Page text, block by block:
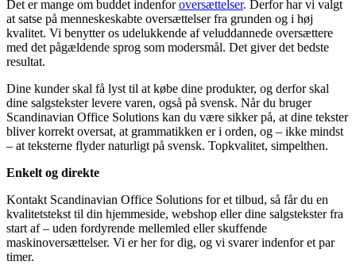
Det er mange om buddet indenforoversættelser. Derfor har vi valgt
at satse på menneskeskabte oversættelser fra grunden og i høj
kvalitet. Vi benytter os udelukkende af veluddannede oversættere
med det pågældende sprog som modersmål. Det giver det bedste
resultat.
Dine kunder skal få lyst til at købe dine produkter, og derfor skal
dine salgstekster levere varen, også på svensk. Når du bruger
Scandinavian Office Solutions kan du være sikker på, at dine tekster
bliver korrekt oversat, at grammatikken er i orden, og – ikke mindst
– at teksterne flyder naturligt på svensk. Topkvalitet, simpelthen.
Enkelt og direkte
Kontakt Scandinavian Office Solutions for et tilbud, så får du en
kvalitetstekst til din hjemmeside, webshop eller dine salgstekster fra
start af – uden fordyrende mellemled eller skuffende
maskinoversættelser. Vi er her for dig, og vi svarer indenfor et par
timer.